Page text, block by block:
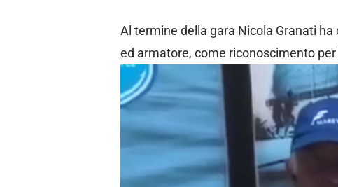
Al termine della gara Nicola Granati
ed armatore, come riconoscimento